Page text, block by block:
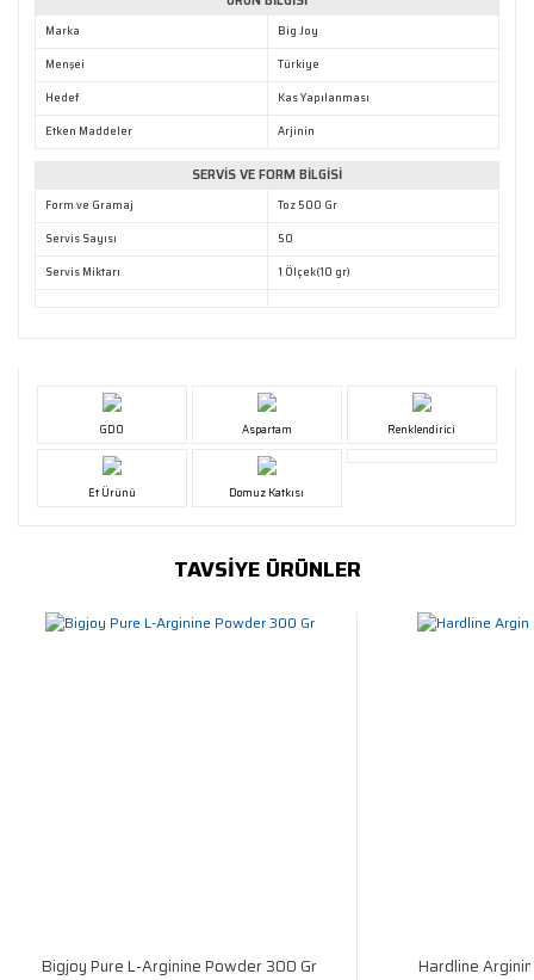
Marka
Big Joy
Menşei
Türkiye
Hedef
Kas Yapılanması
Etken Maddeler
Arjinin
SERVİS VE FORM BİLGİSİ
Form ve Gramaj
Toz 500 Gr
Servis Sayısı
50
Servis Miktarı
1 Ölçek(10 gr)
GDO Aspartam Renklendirici
Et Ürünü Domuz Katkısı
TAVSİYE ÜRÜNLER
Bigjoy Pure L-Arginine Powder 300 Gr Hardline